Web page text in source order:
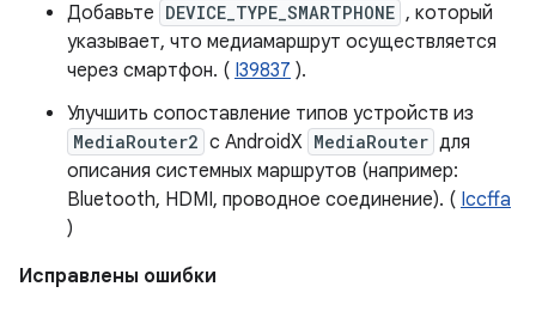
Добавьте DEVICE_TYPE_SMARTPHONE , который
указывает, что медиамаршрут осуществляется
через смартфон. ( I39837 ).
Улучшить сопоставление типов устройств из
MediaRouter2 с AndroidX MediaRouter для
описания системных маршрутов (например:
Bluetooth, HDMI, проводное соединение). ( Iccffa
)
Исправлены ошибки